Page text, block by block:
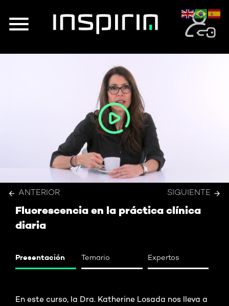
Saltar
ANTERIOR SIGUIENTE
Fluorescencia en la práctica clínica
diaria
Presentación Temario Expertos
En este curso, la Dra. Katherine Losada nos lleva a